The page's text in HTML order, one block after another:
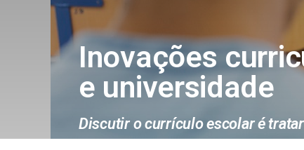
Inovações
e universidade
Discutir o currículo escolar é